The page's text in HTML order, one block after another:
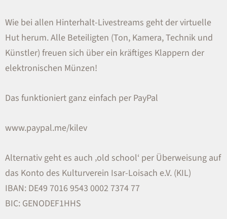
Wie bei allen Hinterhalt-Livestreams geht der virtuelle
Hut herum. Alle Beteiligten (Ton, Kamera, Technik und
Künstler) freuen sich über ein kräftiges Klappern der
elektronischen Münzen!
Das funktioniert ganz einfach per PayPal
www.paypal.me/kilev
Alternativ geht es auch ‚old school‘ per Überweisung auf
das Konto des Kulturverein Isar-Loisach e.V. (KIL)
IBAN: DE49 7016 9543 0002 7374 77
BIC: GENODEF1HHS